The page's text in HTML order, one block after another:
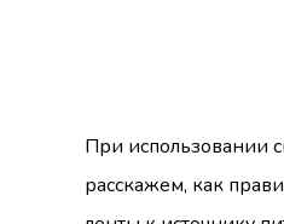
При использовании
расскажем, как